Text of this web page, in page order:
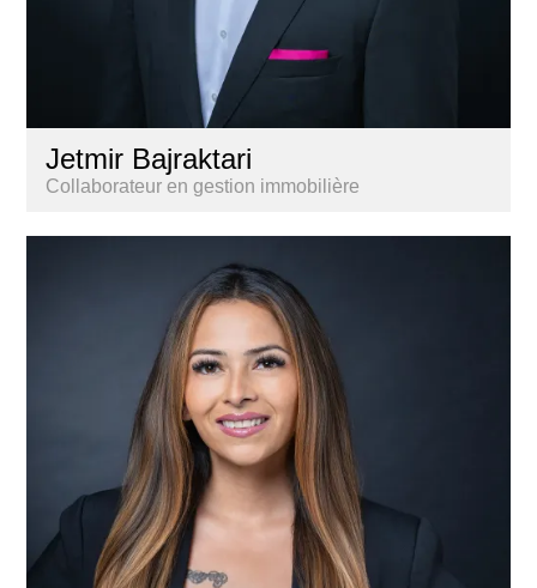
Jetmir Bajraktari
Collaborateur en gestion immobilière